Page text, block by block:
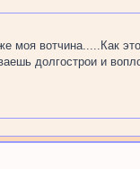
моя вотчина.....Как
долгострои и